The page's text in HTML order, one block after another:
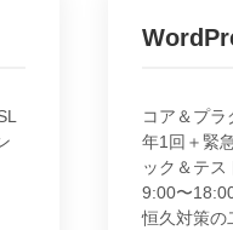
コア＆プ
年1回＋緊
ック＆テス
9:00〜
恒久対策の